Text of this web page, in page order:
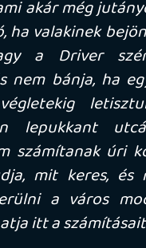
a szoros napi
mellett, ha a saját,
kocsinkkal megyünk
észszerűbb az egyes autós
inkább lopni egy verdát
rendőrautót az őrsről, mert
és nem őrzi őket senki).
csal. Gyalogos missziók
nem foglalkoznak az
gengszterekkel, a két csapat
próbál meg lenyomni
üldözéseknél pedig
tudják, hogy hol vagyunk,
a keresési zónából, és